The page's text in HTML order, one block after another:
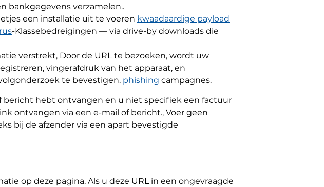
bankgegevens verzamelen..
een installatie uit te voeren kwaadaardige payload
-Klassebedreigingen — via drive-by downloads die
verstrekt, Door de URL te bezoeken, wordt uw
vingerafdruk van het apparaat, en
te bevestigen. phishing campagnes.
bericht hebt ontvangen en u niet specifiek een factuur
ontvangen via een e-mail of bericht., Voer geen
bij de afzender via een apart bevestigde
op deze pagina. Als u deze URL in een ongevraagde